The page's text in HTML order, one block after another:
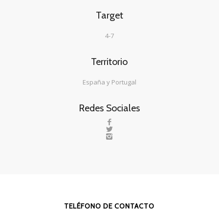
Target
4-7
Territorio
España y Portugal
Redes Sociales
TELÉFONO DE CONTACTO